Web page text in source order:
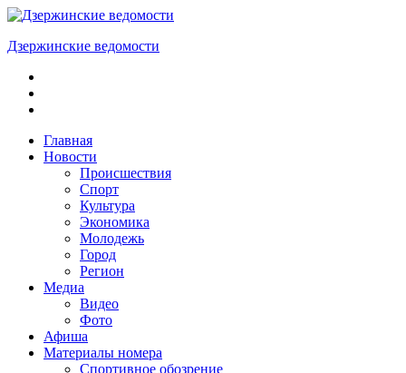
Skip
content
Дзержинские ведомости
ОБЩЕСТВЕННО-
ПОЛИТИЧЕСКАЯ
ГАЗЕТАГлавная
Новости
Происшествия
Спорт
Культура
Экономика
Молодежь
Город
Регион
Медиа
Видео
Фото
Афиша
Материалы номера
Спортивное обозрение